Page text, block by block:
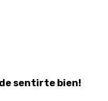
sentirte bien!